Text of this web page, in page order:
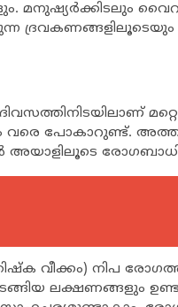
മനുഷ്യര്‍ക്കിടലും
വരെ പോകാറുണ്ട്.
അയാളിലൂടെ
നിപ
ലക്ഷണങ്ങളും